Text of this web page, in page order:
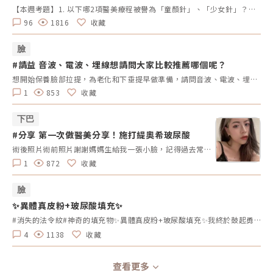
【本週考題】1. 以下哪2項醫美療程被譽為「童顏針」、「少女針」？（A）洢蓮絲 (B）薇貝拉 （C）艾麗斯 （D）4D舒顏萃2.下列哪一項療程無法改善痘疤（痤瘡疤痕）？（A）UP雷射 （B）755蜂巢皮秒 （C）得美微針 （D）鳳凰電波3. 擁有真空專利水渦流技術，並搭配3種探頭，能改善粉刺、深層清潔毛孔、去除老廢角質，最後再施以精華導入。請問是哪一項臉部清潔保養的療程？（A）Wishpro唯施葆 （B）海菲秀 （C）二代水光槍 （D）得美微針筆4. 來自英國大廠BTL，結合「微針」與「電波」的優勢，並有電波界「愛馬仕」之稱的是哪一項療程名稱？（A）Q+音波 (B）翡翠電波 (C）女王電波 （D）時空E電波5. 以下哪2項是皮秒雷射的主要用途？（A）改善色素斑 （B）淡化痘疤 (C ）緊緻拉堤 （D）打造輪廓線【本週活動時間】9/2（一）AM09:00 - 9/8（日） PM23:59【活動獎勵】《LINE POINTS 50點》抽10名會員【活動方式】1.活動期間每週一AM09:00將在活動討論區釋出5道醫美問題。2.於每週日23:59回覆截止，經核對皆符合活動規範，將於次週一抽出得獎者、發放獎勵。3.若經查詢發佈無意義的回文，則喪失抽獎、獲獎資格。例如：非主題回覆、未完整回覆等。4.每位會員在當週僅限參與問答乙次。5.若當週獲獎的會員帳號，次週仍可參與問答和抽獎。6.連續4週皆有參與問答者，不論答案是否正確，皆可參加抽「LINE POINTS 100點」。7.每週一會於對應的活動討論區最下方公布得獎會員，請獲獎者務必加入「醫美圈圈官方LINE」以利獎勵發放。【回文範例】1.近期李英愛代言的醫美療程名稱？（A）Z音波（B）十倍電波 （C）精靈電波2.BTL EMFACE中文療程名稱？（A）菲斯波（B）時空E電波3.EMBODY其中療程效果是減脂嗎？（A）是 （B）否4.有小鳳凰之稱的是什麼？（A）玩美電波（B）索夫波 （C）翡翠電波5.玩美電波是由哪位藝人代言？（A）小S （B）隋棠（C）梁詠琪回文範例：Z音波，菲斯波，是，玩美電波，小S※請依照上述回覆格式，以避免混亂。第三週的正確答案如下：洢蓮絲、4D舒顏萃，鳳凰電波，海菲秀，時空E電波，改善色素斑、淡化痘疤
96
1816 收藏
臉
#請益 音波、電波、埋線想請問大家比較推薦哪個呢？
想開始保養臉部拉提，為老化和下垂提早做準備，請問音波、電波、埋線大家比較推薦哪個項目呢？
1
853 收藏
下巴
#分享 第一次做醫美分享！施打緹奧希玻尿酸
術後照片術前照片謝謝媽媽生給我一張小臉，記得過去常被某個朋友稱讚我頭好小（？）這樣的臉型配上我的矮冬瓜身高可說是將將好，但我還是有點不滿意的地方，就是覺得自己臉偏圓，雖然每次說出來都會被罵，但就真的有點圓圓的啦！再謝謝媽媽生給我大大的五官們，可當它們配到我的小圓臉上就凸顯我的下巴ㄦ有點短。再碎碎念一下，我覺得我的下巴好像都長到額頭去了欸（？）我額頭超級高，所以只能留萬年妹妹頭，加上短短的下巴，整個人看起來會比較稚嫩（自己說），一直沒有機會當個姐姐的感覺，但這天終於到來了，人生第一次體驗醫美獻給秘Ｏ診所美學一開始因為沒有經驗所以有點怕怕的，原本以為診所裡的醫生護理師都會漂亮又高冷，結果各個居然都是漂亮又親切，尤其沈Ｏ岒醫師 人真的好好，幽默又專業！之前看她上了很多節目，結果私底就真的是綜藝咖欸，去看她頁面就知道了，感覺是個好玩的瘋子（稱讚）然後診所裡其他護理師人員的存在就好像今天是妳的姊妹來陪妳做醫美一樣，可以聊天打屁打哈哈又能幫忙緩解緊張的情緒，總之整個過程包含諮詢、施作到售後服務（？）等等都很令人安心～雖然在下巴打針的感覺還是很口怕。我施打的是緹奧希玻尿酸 TEOXANE，是有多隱形？就是隱形到我不說根本沒有人發現我臉變長了，但那也是因為我跟沈醫師說我想要自然的（她真的有問我要不要尖到可以刺到自己的款式？）因為我最主要只是想把整張臉比例調整好看一些，和醫師諮詢後她告訴我我的五官容易使我下巴比例看起來短小，這時候只要拉出一點點，我就可以得到我一直很想要的下顎線了……但最近體重來到人生巔峰，我感覺又把我吃圓了，下顎線又不見我真的是謝謝我自己。第一張照片是施打後，第二張是施打前的樣子，這陣子我真的對我的新下巴感到很滿意欸！！這種小變化是一般人不會察覺也不會在意的，但是自己看就是會很開心 (⸝⸝ᵒ̴̶̷ ᵒ̴̶̷⸝⸝)我相信每個人或多或少一定會有容貌焦慮，雖然近年大家一直提倡不要有這樣的心態，但是沒辦法啊街上漂亮美眉帥氣哥哥這麼多，我懂那種不管再怎麼愛自己但還是多少會有不滿意的感覺，但沒關係這都是正常的，不管是哪種面向，人類的焦慮本來就是種生存的真實感覺，只要不要太誇張影響到生活，各種讓自己變好看的方式都是讓自我開心的其中一條道路而已。覺得變漂亮能夠更有自信就去吧，如果想偶爾耍懶不小心變醜了也不用太緊張，比上不足比下有餘，要比美貌是比不完的，學會適時與自己和解才是最重要滴～！( ｰ̀֊ｰ́ )✧施作醫師診所環境施打過程
1
872 收藏
臉
✨異體真皮粉+玻尿酸填充✨
#消失的法令紋#神奇的填充物✨異體真皮粉+玻尿酸填充✨我終於鼓起勇氣去打異體真皮粉，處理困擾已久的法令紋了！！！打完立馬見效！！開心到起飛！！???️異體真皮粉+玻尿酸實在太神奇啦！完完全全拯救了我煩惱已久的法令紋，醫生手法超群，還幫我補了一點蘋果肌㊙️，當下有一種賺到的感覺(笑?)雖然說女人40一枝花?，但每天照鏡子都覺得44歲的我中下臉下垂的很厲害?，做過埋線拉提雖然效果不錯，但法令紋的凹陷還是填不起來…有時候拍照還要故意用手托著臉把法令紋遮住?問過幾個有醫美經驗的前輩，大多都是施打電音波或是打玻尿酸來維持。醫美水深啊！???惦惦我的荷包，地方媽媽上有老下有小，可用支出有限，爬文得知原來還有一種半永久的填充物在韓國非常風行，不用常常填補挨針又省預算的理想填充物”異體真皮粉”，立刻跟診所預約諮詢！異體真皮是許多歐美國家在治療燒燙傷患者時常用的敷料，經韓國醫療大廠研發出?異體真皮粉?用於各種醫美療程搭配，同時具備微整和手術的優點，施作簡單無恢復期，與人體相容性高，不需要擔心排斥風險，諮詢完當下立馬決定就是它了！(還送我贈品，哈)醫生說我的法令紋左邊比右邊深一點，會加強處理左邊的部分，施打前也說明由於凹陷地方填補起來，當下會比較腫，過幾天就會越來越自然♥️。施打過程中不會感到疼痛，醫師一直很溫柔的關心我的感受，其實我覺得比打肉毒還要不痛耶！整個過程大約不到10分鐘，打完鼻翼兩旁有一種脹脹﹅緊緊的感覺…迫不及待拿起手中的鏡子仔細端詳…挖塞！真的差超多的！許醫師果然是填充翹楚，技術超群！?術後只有兩個小小針孔，貼上人工皮，帶著診所給我的消腫藥開開心心的回家了。附上術前及術後第三晚比較圖~才隔兩天就感覺非常的自然，法令紋的位置整個大幅改善，臉頰也更澎潤，超滿意的?！跟之前埋線拉提比較起來，打異體真皮粉幾乎沒有恢復期，傷口也小，打完一切如常，同事還問我是不是變瘦了感覺臉變小了(微整就是這樣，周圍的人感覺你變了又說不上來是哪裡變了)與侵入性開刀手術價格高，恢復慢，傷口照顧不易，還有疤痕、假體填充物等擔憂，異體真皮粉真的CP值超高，除了法令紋之外還可以用於改善山根、隆鼻、私密處等等，真是好物啊✨！施打過程和效果都讓我超滿意，開心到起飛！
4
1138 收藏
查看更多